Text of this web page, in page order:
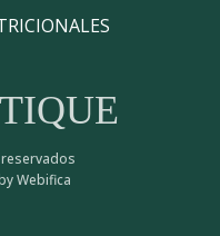
Webifica